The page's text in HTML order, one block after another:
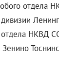
отдела
НКВД